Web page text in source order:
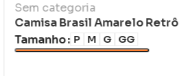
Sem categoria
Camisa Brasil Amarelo Retrô
Romário 1994
Tamanho P M G GG